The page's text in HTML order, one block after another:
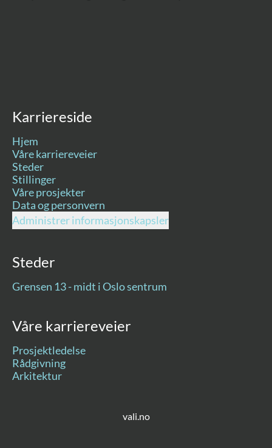
Karriereside
Hjem
Våre karriereveier
Steder
Stillinger
Våre prosjekter
Data og personvern
Administrer informasjonskapsler
Steder
Grensen 13 - midt i Oslo sentrum
Våre karriereveier
Prosjektledelse
Rådgivning
Arkitektur
vali.no